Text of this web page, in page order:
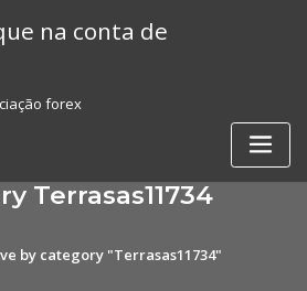
na conta de
forex
Terrasas11734
by category "Terrasas11734"